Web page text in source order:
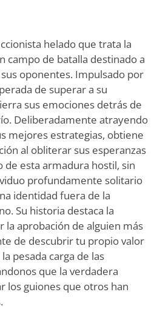
helado que trata la
campo de batalla destinado a
oponentes. Impulsado por
de superar a su
sus emociones detrás de
Deliberadamente atrayendo
mejores estrategias, obtiene
al obliterar sus esperanzas
esta armadura hostil, sin
profundamente solitario
identidad fuera de la
Su historia destaca la
aprobación de alguien más
de descubrir tu propio valor
pesada carga de las
que la verdadera
los guiones que otros han